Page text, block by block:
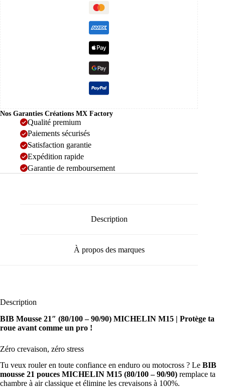
Nos Garanties Créations MX Factory
Qualité premium
Paiements sécurisés
Satisfaction garantie
Expédition rapide
Garantie de remboursement
Description
À propos des marques
Description
BIB Mousse 21″ (80/100 – 90/90) MICHELIN M15 | Protège ta
roue avant comme un pro !
Zéro crevaison, zéro stress
Tu veux rouler en toute confiance en enduro ou motocross ? Le BIB
mousse 21 pouces MICHELIN M15 (80/100 – 90/90) remplace ta
chambre à air classique et élimine les crevaisons à 100%.